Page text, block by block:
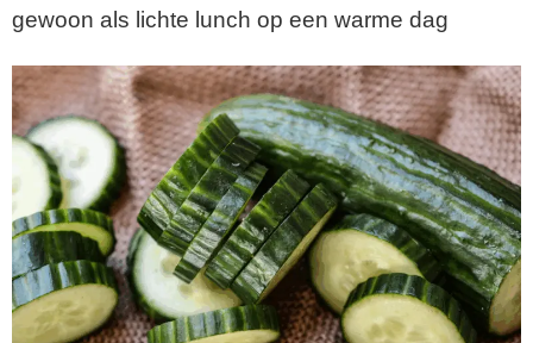
gewoon als lichte lunch op een warme dag